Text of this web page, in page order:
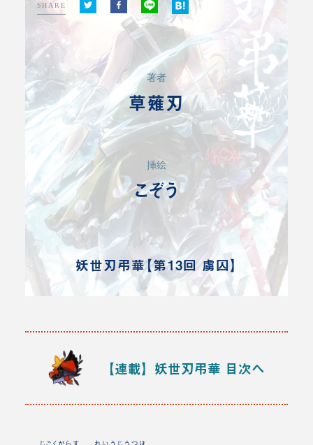
SHARE
著者
草薙刃
挿絵
こぞう
妖世刃弔華【第13回 虜囚】
【連載】妖世刃弔華 目次へ
じごくがらす れいうじうつほ